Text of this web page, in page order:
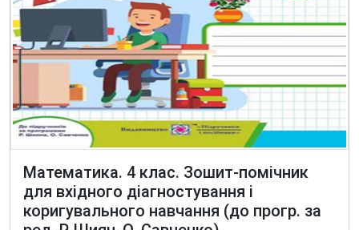
Математика. 4 клас. Зошит-помічник
для вхідного діагностування і
коригувального навчання (до прогр. за